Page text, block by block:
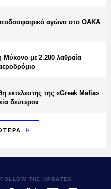
αγώνα στο ΟΑΚΑ
με 2.280 λαθραία
εκτελεστής της «Greek Mafia»
δεύτερου
FOLLOW THE UPDATES